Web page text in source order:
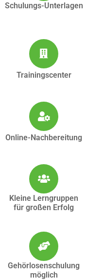
Schulungs-Unterlagen
Trainingscenter
Online-Nachbereitung
Kleine Lerngruppen
für großen Erfolg
Gehörlosenschulung
möglich